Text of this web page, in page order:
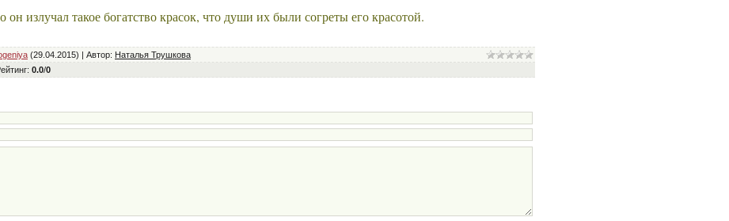
излучал такое богатство красок, что души их были согреты его красотой.
(29.04.2015) | Автор: Наталья Трушкова
: 0.0/0